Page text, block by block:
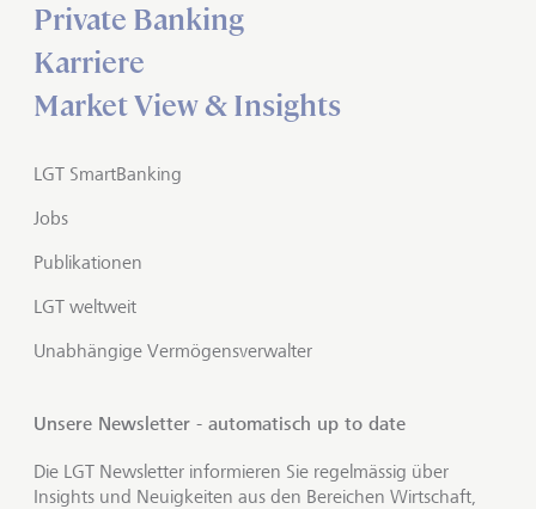
Private Banking
Karriere
Market View & Insights
LGT SmartBanking
Jobs
Publikationen
LGT weltweit
Unabhängige Vermögensverwalter
Unsere Newsletter - automatisch up to date
Die LGT Newsletter informieren Sie regelmässig über
Insights und Neuigkeiten aus den Bereichen Wirtschaft,